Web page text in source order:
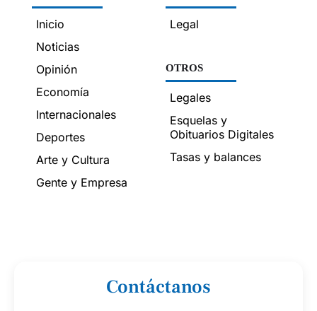
Inicio
Noticias
Opinión
Economía
Internacionales
Deportes
Arte y Cultura
Gente y Empresa
Legal
OTROS
Legales
Esquelas y
Obituarios Digitales
Tasas y balances
Contáctanos